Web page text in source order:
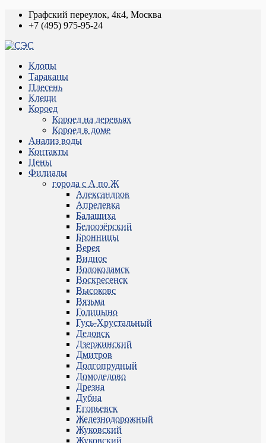
Графский переулок, 4к4, Москва
+7 (495) 975-95-24
Клопы
Тараканы
Плесень
Клещи
Короед
Короед на деревьях
Короед в доме
Анализ воды
Контакты
Цены
Филиалы
города с А по Ж
Александров
Апрелевка
Балашиха
Белоозёрский
Бронницы
Верея
Видное
Волоколамск
Воскресенск
Высоковс
Вязьма
Голицыно
Гусь-Хрустальный
Дедовск
Дзержинский
Дмитров
Долгопрудный
Домодедово
Дрезна
Дубна
Егорьевск
Железнодорожный
Жуковский
Жуковский